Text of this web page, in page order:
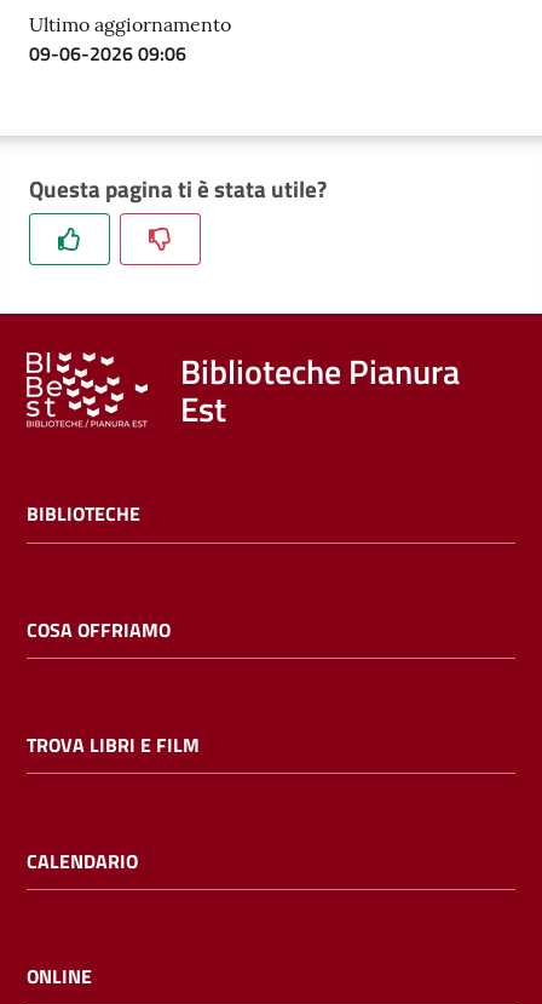
Ultimo aggiornamento
09-06-2026 09:06
Questa pagina ti è stata utile?
Biblioteche Pianura
Est
BIBLIOTECHE
COSA OFFRIAMO
TROVA LIBRI E FILM
CALENDARIO
ONLINE